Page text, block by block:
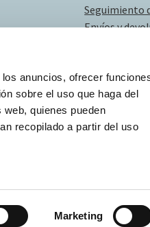
anuncios, ofrecer
sobre el uso que haga del
quienes pueden
recopilado a partir del uso
Marketing
Seguimiento
Envíos y